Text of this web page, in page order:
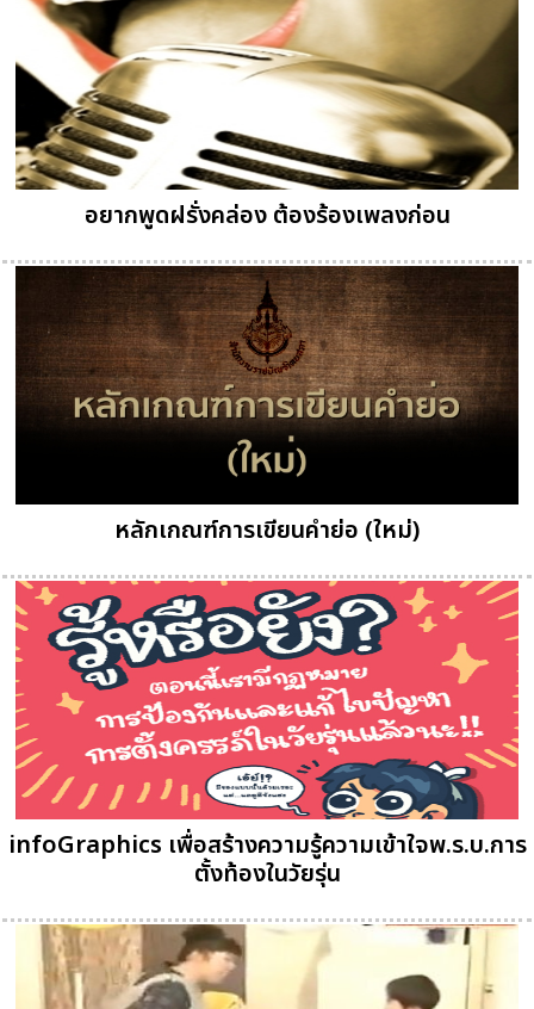
อยากพูดฝรั่งคล่อง ต้องร้องเพลงก่อน
หลักเกณฑ์การเขียนคำย่อ (ใหม่)
infoGraphics เพื่อสร้างความรู้ความเข้าใจพ.ร.บ.การ
ตั้งท้องในวัยรุ่น